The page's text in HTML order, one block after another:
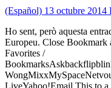
(Español) 13 octubre
Ho sent, però aquesta
Europeu. Close Bookmark
Favorites /
LiveYahoo!Email This to